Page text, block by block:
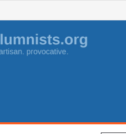
to
content